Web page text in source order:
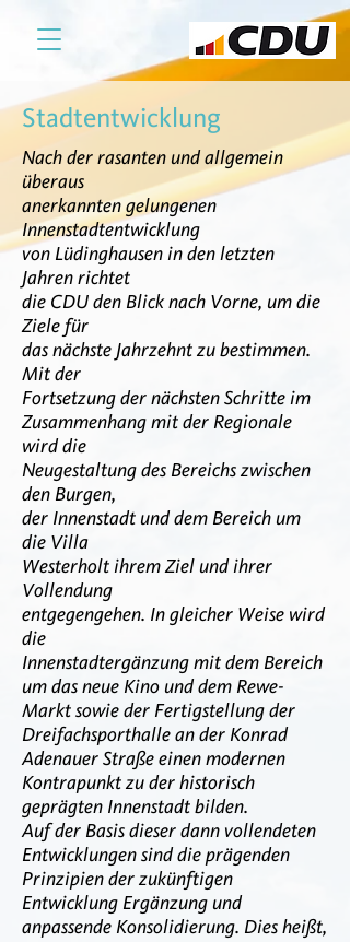
Stadtentwicklung
Nach der rasanten und allgemein
überaus
anerkannten gelungenen
Innenstadtentwicklung
von Lüdinghausen in den letzten
Jahren richtet
die CDU den Blick nach Vorne, um die
Ziele für
das nächste Jahrzehnt zu bestimmen.
Mit der
Fortsetzung der nächsten Schritte im
Zusammenhang mit der Regionale
wird die
Neugestaltung des Bereichs zwischen
den Burgen,
der Innenstadt und dem Bereich um
die Villa
Westerholt ihrem Ziel und ihrer
Vollendung
entgegengehen. In gleicher Weise wird
die
Innenstadtergänzung mit dem Bereich
um das neue Kino und dem Rewe-
Markt sowie der Fertigstellung der
Dreifachsporthalle an der Konrad
Adenauer Straße einen modernen
Kontrapunkt zu der historisch
geprägten Innenstadt bilden.
Auf der Basis dieser dann vollendeten
Entwicklungen sind die prägenden
Prinzipien der zukünftigen
Entwicklung Ergänzung und
anpassende Konsolidierung. Dies heißt,